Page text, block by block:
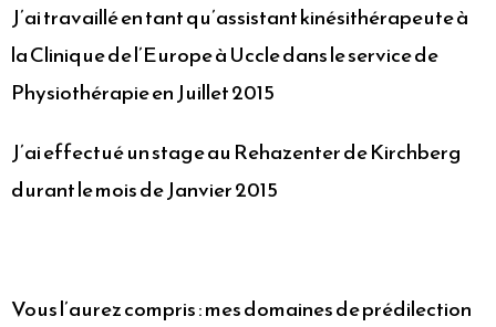
J’ai travaillé en tant qu’assistant kinésithérapeute à
la Clinique de l’Europe à Uccle dans le service de
Physiothérapie en Juillet 2015
J’ai effectué un stage au Rehazenter de Kirchberg
durant le mois de Janvier 2015
Vous l’aurez compris : mes domaines de prédilection